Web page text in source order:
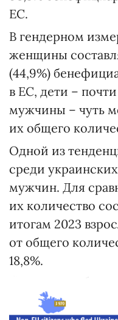
ЕС.
В гендерном
женщины
(44,9%)
в ЕС, дети –
мужчины – чуть
их общего
Одной из
среди
мужчин. Для
их количество
итогам 2023
от общего
18,8%.